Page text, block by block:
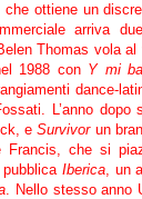
ottiene un
arriva
Thomas vola al
1988 con Y mi
dance-
L’anno dopo
eSurvivorun
Francis, che si
Iberica, un
. Nello stesso anno